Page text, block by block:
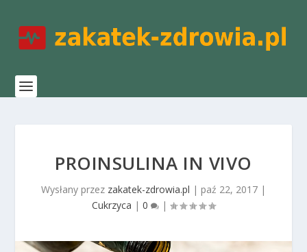
PROINSULINA IN VIVO
Wysłany przez zakatek-zdrowia.pl | paź 22, 2017 |
Cukrzyca | 0 |